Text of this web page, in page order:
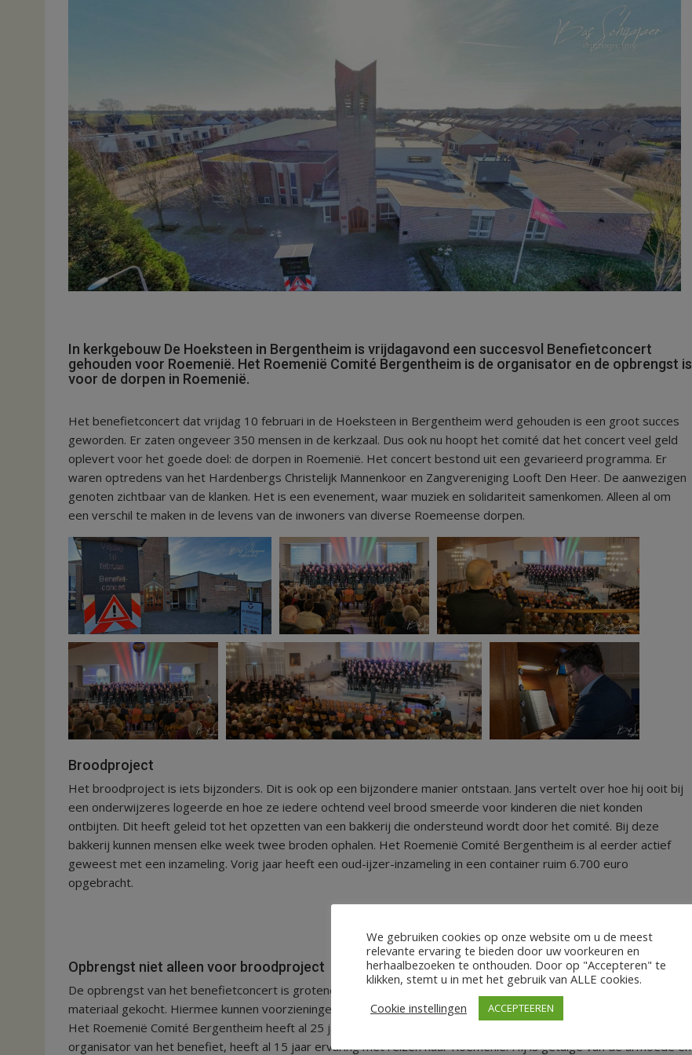
In kerkgebouw De Hoeksteen in Bergentheim is vrijdagavond een succesvol Benefietconcert
gehouden voor Roemenië. Het Roemenië Comité Bergentheim is de organisator en de opbrengst is
voor de dorpen in Roemenië.
Het benefietconcert dat vrijdag 10 februari in de Hoeksteen in Bergentheim werd gehouden is een groot succes
geworden. Er zaten ongeveer 350 mensen in de kerkzaal. Dus ook nu hoopt het comité dat het concert veel geld
oplevert voor het goede doel: de dorpen in Roemenië. Het concert bestond uit een gevarieerd programma. Er
waren optredens van het Hardenbergs Christelijk Mannenkoor en Zangvereniging Looft Den Heer. De aanwezigen
genoten zichtbaar van de klanken. Het is een evenement, waar muziek en solidariteit samenkomen. Alleen al om
een verschil te maken in de levens van de inwoners van diverse Roemeense dorpen.
Broodproject
Het broodproject is iets bijzonders. Dit is ook op een bijzondere manier ontstaan. Jans vertelt over hoe hij ooit bij
een onderwijzeres logeerde en hoe ze iedere ochtend veel brood smeerde voor kinderen die niet konden
ontbijten. Dit heeft geleid tot het opzetten van een bakkerij die ondersteund wordt door het comité. Bij deze
bakkerij kunnen mensen elke week twee broden ophalen. Het Roemenië Comité Bergentheim is al eerder actief
geweest met een inzameling. Vorig jaar heeft een oud-ijzer-inzameling in een container ruim 6.700 euro
opgebracht.
Opbrengst niet alleen voor broodproject
De opbrengst van het benefietconcert is grotendeels voor het broodproject. Maar van de opbrengst wordt ook
materiaal gekocht. Hiermee kunnen voorzieningen voor betere gezondheidszorg in deze dorpen geboden worden.
Het Roemenië Comité Bergentheim heeft al 25 jaar contact met diverse dorpen in Roemenië. Jan Jans, de
organisator van het benefiet, heeft al 15 jaar ervaring met reizen naar Roemenië. Hij is getuige van de armoede en
We gebruiken cookies op onze website om u de meest
relevante ervaring te bieden door uw voorkeuren en
herhaalbezoeken te onthouden. Door op "Accepteren" te
klikken, stemt u in met het gebruik van ALLE cookies.
Cookie instellingen
ACCEPTEEREN